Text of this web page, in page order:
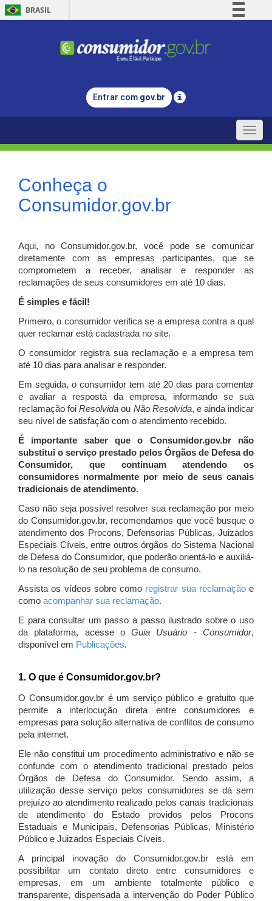
BRASIL
Comunica BR
Legislação
Entrar com gov.br
Toggle
Conheça o
Consumidor.gov.br
Aqui, no Consumidor.gov.br, você pode se comunicar
diretamente com as empresas participantes, que se
comprometem a receber, analisar e responder as
reclamações de seus consumidores em até 10 dias.
É simples e fácil!
Primeiro, o consumidor verifica se a empresa contra a qual
quer reclamar está cadastrada no site.
O consumidor registra sua reclamação e a empresa tem
até 10 dias para analisar e responder.
Em seguida, o consumidor tem até 20 dias para comentar
e avaliar a resposta da empresa, informando se sua
reclamação foiResolvida ou Não Resolvida, e ainda indicar
seu nível de satisfação com o atendimento recebido.
É importante saber que o Consumidor.gov.br não
substitui o serviço prestado pelos Órgãos de Defesa do
Consumidor, que continuam atendendo os
consumidores normalmente por meio de seus canais
tradicionais de atendimento.
Caso não seja possível resolver sua reclamação por meio
do Consumidor.gov.br, recomendamos que você busque o
atendimento dos Procons, Defensorias Públicas, Juizados
Especiais Cíveis, entre outros órgãos do Sistema Nacional
de Defesa do Consumidor, que poderão orientá-lo e auxiliá-
lo na resolução de seu problema de consumo.
Assista os vídeos sobre como registrar sua reclamaçãoe
como acompanhar sua reclamação.
E para consultar um passo a passo ilustrado sobre o uso
da plataforma, acesse oGuia Usuário - Consumidor,
disponível em Publicações.
1. O que é Consumidor.gov.br?
O Consumidor.gov.br é um serviço público e gratuito que
permite a interlocução direta entre consumidores e
empresas para solução alternativa de conflitos de consumo
pela internet.
Ele não constitui um procedimento administrativo e não se
confunde com o atendimento tradicional prestado pelos
Órgãos de Defesa do Consumidor. Sendo assim, a
utilização desse serviço pelos consumidores se dá sem
prejuízo ao atendimento realizado pelos canais tradicionais
de atendimento do Estado providos pelos Procons
Estaduais e Municipais, Defensorias Públicas, Ministério
Público e Juizados Especiais Cíveis.
A principal inovação do Consumidor.gov.br está em
possibilitar um contato direto entre consumidores e
empresas, em um ambiente totalmente público e
transparente, dispensada a intervenção do Poder Público